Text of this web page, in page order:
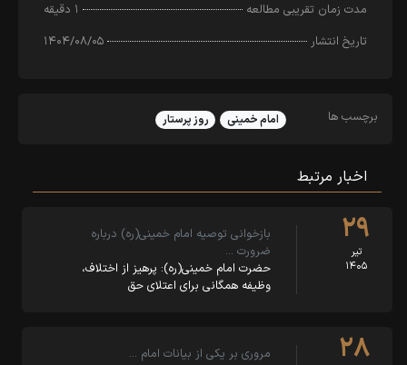
مدت زمان تقریبی مطالعه
۱ دقیقه
تاریخ انتشار
۱۴۰۴/۰۸/۰۵
برچسب ها امام خمینی روز پرستار
اخبار مرتبط
۲۹
تیر
۱۴۰۵
بازخوانی توصیه امام خمینی(ره) درباره
ضرورت …
حضرت امام خمینی(ره): پرهیز از اختلاف،
وظیفه همگانی برای اعتلای حق
۲۸
مروری بر یکی از بیانات امام …